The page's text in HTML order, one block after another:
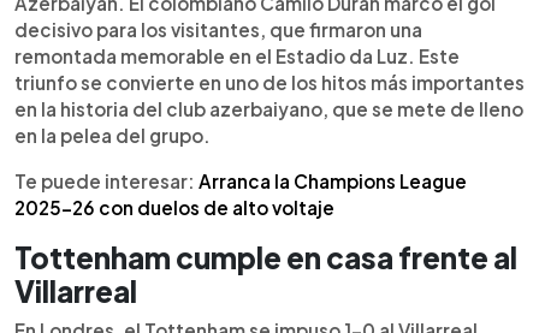
decisivo para los visitantes, que firmaron una
remontada memorable en el Estadio da Luz. Este
triunfo se convierte en uno de los hitos más importantes
en la historia del club azerbaiyano, que se mete de lleno
en la pelea del grupo.
Te puede interesar: Arranca la Champions League
2025-26 con duelos de alto voltaje
Tottenham cumple en casa frente al
Villarreal